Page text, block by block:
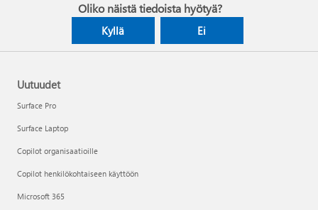
Oliko näistä tiedoista hyötyä?
Kyllä Ei
Uutuudet
Surface Pro
Surface Laptop
Copilot organisaatioille
Copilot henkilökohtaiseen käyttöön
Microsoft 365